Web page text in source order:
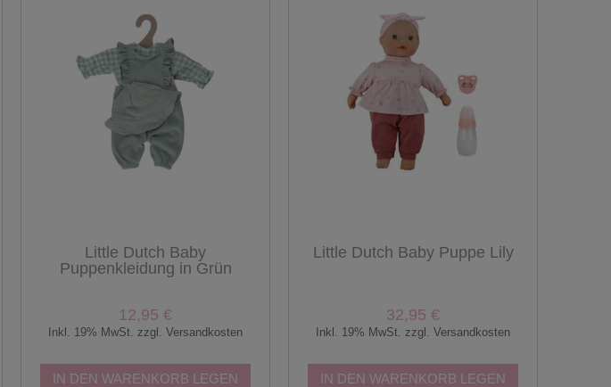
Little Dutch Baby
Puppenkleidung in Grün
12,95 €
Inkl. 19% MwSt. zzgl. Versandkosten
IN DEN WARENKORB LEGEN
Little Dutch Baby Puppe Lily
32,95 €
Inkl. 19% MwSt. zzgl. Versandkosten
IN DEN WARENKORB LEGEN